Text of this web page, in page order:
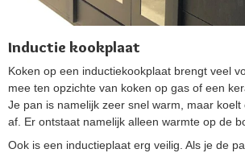
Inductie kookplaat
Koken op een inductiekookplaat brengt veel
mee ten opzichte van koken op gas of een
Je pan is namelijk zeer snel warm, maar
af. Er ontstaat namelijk alleen warmte op de
Ook is een inductieplaat erg veilig. Als je de